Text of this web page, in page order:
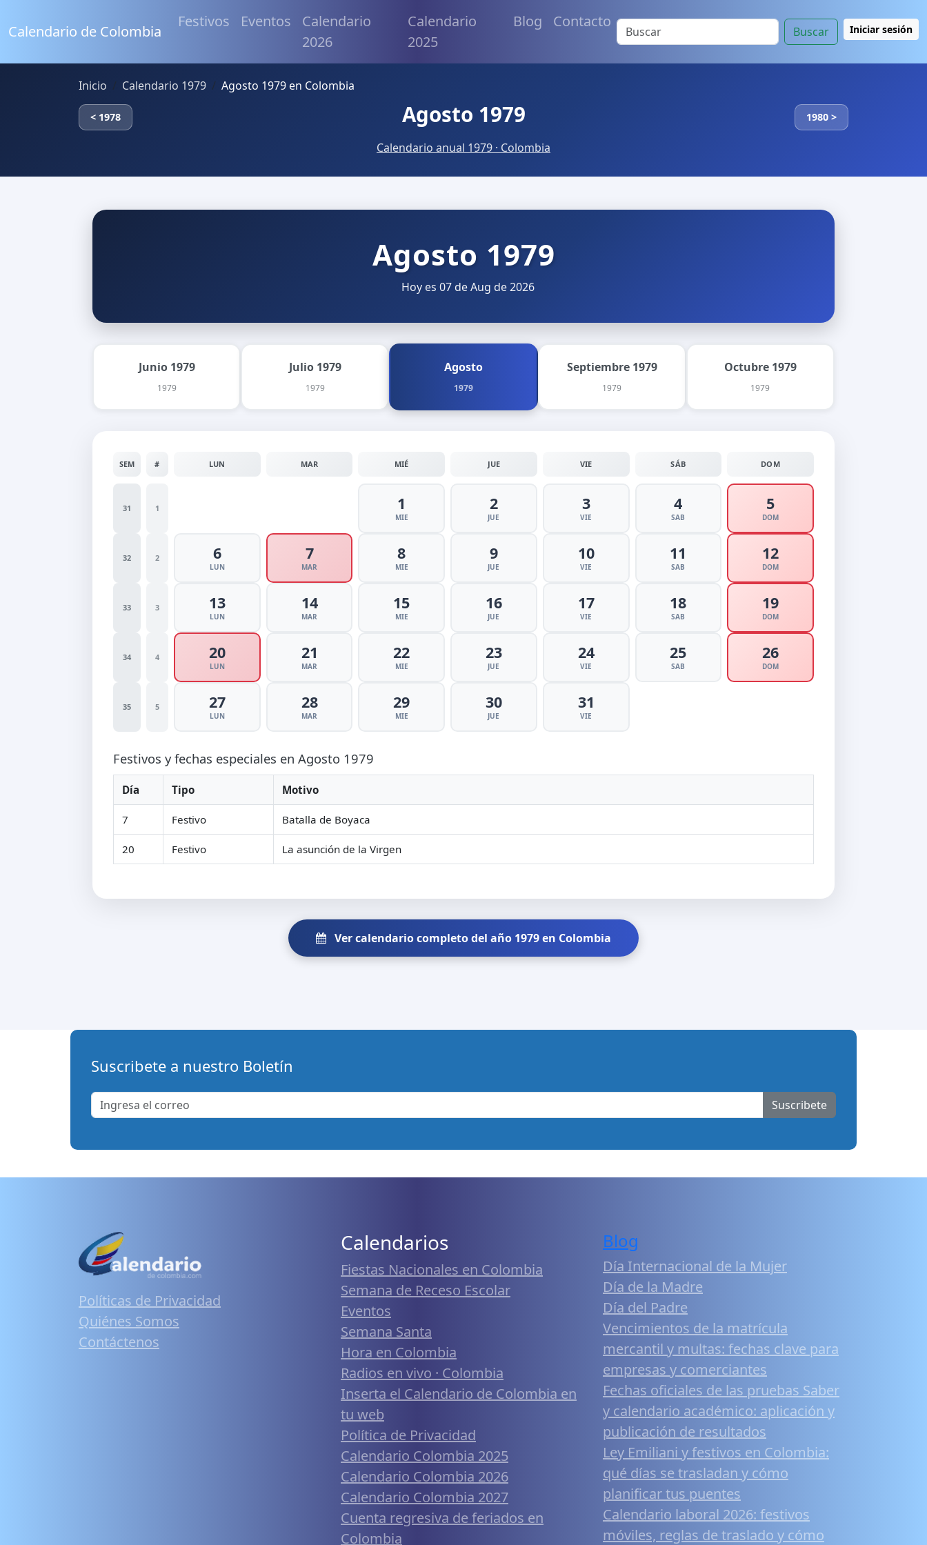
Calendario de Colombia
Festivos Eventos
Calendario
2026
Calendario
2025
Blog Contacto
Buscar Iniciar sesión
Inicio Calendario 1979 Agosto 1979 en Colombia
< 1978 Agosto 1979 1980 >
Calendario anual 1979 · Colombia
Agosto 1979
Hoy es 07 de Aug de 2026
Junio 1979
1979
Julio 1979
1979
Agosto
1979
Septiembre 1979
1979
Octubre 1979
1979
SEM # LUN MAR MIÉ JUE VIE SÁB DOM
31 1 1
MIE
2
JUE
3
VIE
4
SAB
5
DOM
32 2 6
LUN
7
MAR
8
MIE
9
JUE
10
VIE
11
SAB
12
DOM
33 3 13
LUN
14
MAR
15
MIE
16
JUE
17
VIE
18
SAB
19
DOM
34 4 20
LUN
21
MAR
22
MIE
23
JUE
24
VIE
25
SAB
26
DOM
35 5 27
LUN
28
MAR
29
MIE
30
JUE
31
VIE
Festivos y fechas especiales en Agosto 1979
Día Tipo Motivo
7 Festivo Batalla de Boyaca
20 Festivo La asunción de la Virgen
Ver calendario completo del año 1979 en Colombia
Suscribete a nuestro Boletín
Suscribete
Políticas de Privacidad
Quiénes Somos
Contáctenos
Calendarios
Fiestas Nacionales en Colombia
Semana de Receso Escolar
Eventos
Semana Santa
Hora en Colombia
Radios en vivo · Colombia
Inserta el Calendario de Colombia en
tu web
Política de Privacidad
Calendario Colombia 2025
Calendario Colombia 2026
Calendario Colombia 2027
Cuenta regresiva de feriados en
Colombia
Blog
Día Internacional de la Mujer
Día de la Madre
Día del Padre
Vencimientos de la matrícula
mercantil y multas: fechas clave para
empresas y comerciantes
Fechas oficiales de las pruebas Saber
y calendario académico: aplicación y
publicación de resultados
Ley Emiliani y festivos en Colombia:
qué días se trasladan y cómo
planificar tus puentes
Calendario laboral 2026: festivos
móviles, reglas de traslado y cómo